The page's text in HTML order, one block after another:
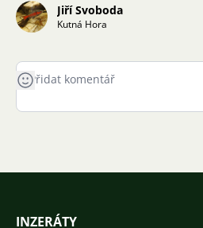
Jiří Svoboda
Kutná Hora
INZERÁTY